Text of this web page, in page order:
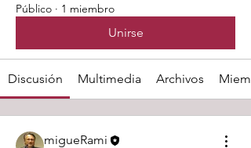
Público · 1 miembro
Unirse
Discusión Multimedia Archivos
migueRami